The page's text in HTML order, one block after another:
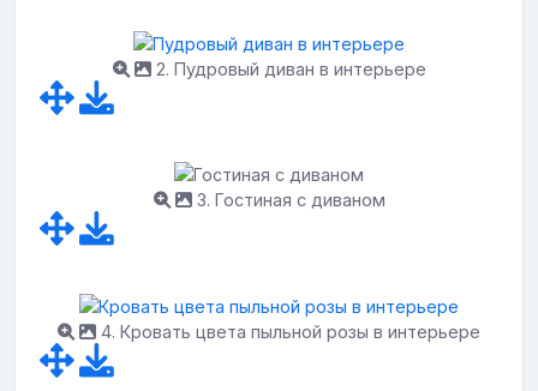
2. Пудровый диван в интерьере
3. Гостиная с диваном
4. Кровать цвета пыльной розы в интерьере